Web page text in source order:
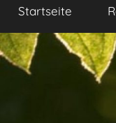
Glauben,
Fotografie,
…
Startseite